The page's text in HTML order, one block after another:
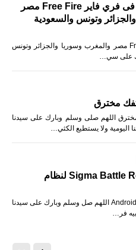
اكواد اعلام الدول فى فري فاير Free Fire مصر
وتونس والسعودية
اكواد اعلام الدول فى فري فاير Free Fire مصر والمغرب وسوريا والجزائر وتونس
على سي…
مخترق
اللهم صلى وسلم وبارك على سيدنا
اليومية ولا يستطيع الكثي…
تنزيل Sigma Battle Royale Apk لنظام
تنزيل Sigma Battle Royale Apk لنظام Android اللهم صل وسلم وبارك على سيدنا
فر…